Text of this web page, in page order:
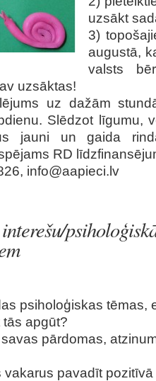
uzsākt
3)
augustā,
valsts
uzsāktas!
uz dažām
Slēdzot līgumu,
jauni un gaida
RD
info@aapieci.lv
psiholoģiskas tēmas,
apgūt?
pārdomas,
vakarus pavadīt